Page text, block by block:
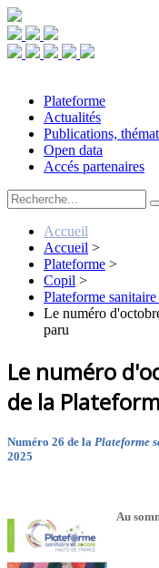
Plateforme
Actualités
Publications,
Open data
Accés partenaires
Accueil
Accueil >
Plateforme >
Copil >
Plateforme
Le numéro
paru
Le numéro
de la
Numéro 26 de la Plateforme
2025
Au